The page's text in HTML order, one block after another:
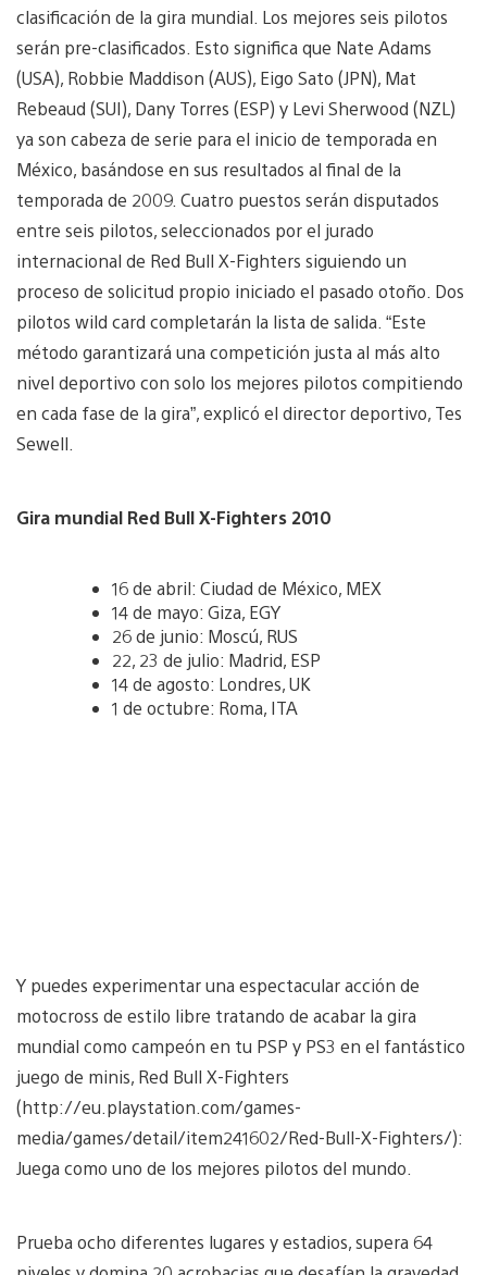
clasificación de la gira mundial. Los mejores seis pilotos
serán pre-clasificados. Esto significa que Nate Adams
(USA), Robbie Maddison (AUS), Eigo Sato (JPN), Mat
Rebeaud (SUI), Dany Torres (ESP) y Levi Sherwood (NZL)
ya son cabeza de serie para el inicio de temporada en
México, basándose en sus resultados al final de la
temporada de 2009. Cuatro puestos serán disputados
entre seis pilotos, seleccionados por el jurado
internacional de Red Bull X-Fighters siguiendo un
proceso de solicitud propio iniciado el pasado otoño. Dos
pilotos wild card completarán la lista de salida. “Este
método garantizará una competición justa al más alto
nivel deportivo con solo los mejores pilotos compitiendo
en cada fase de la gira”, explicó el director deportivo, Tes
Sewell.
Gira mundial Red Bull X-Fighters 2010
16 de abril: Ciudad de México, MEX
14 de mayo: Giza, EGY
26 de junio: Moscú, RUS
22, 23 de julio: Madrid, ESP
14 de agosto: Londres, UK
1 de octubre: Roma, ITA
Y puedes experimentar una espectacular acción de
motocross de estilo libre tratando de acabar la gira
mundial como campeón en tu PSP y PS3 en el fantástico
juego de minis, Red Bull X-Fighters
(http://eu.playstation.com/games-
media/games/detail/item241602/Red-Bull-X-Fighters/):
Juega como uno de los mejores pilotos del mundo.
Prueba ocho diferentes lugares y estadios, supera 64